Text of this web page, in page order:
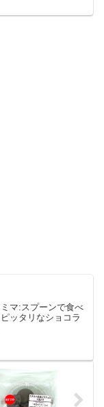
マ:スプーンで食べ
ッタリなショコラ